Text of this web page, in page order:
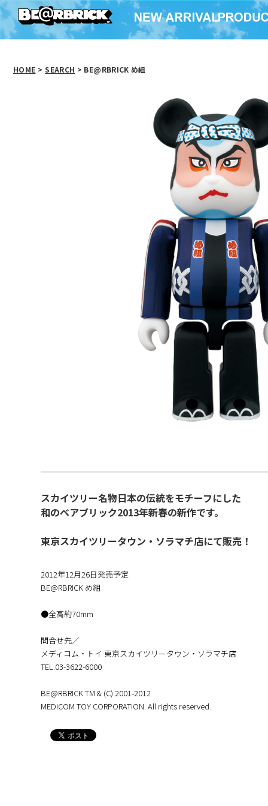
HOME > SEARCH > BE@RBRICK め組
スカイツリー名物日本の伝統をモチーフにした
和のベアブリック2013年新春の新作です。
東京スカイツリータウン・ソラマチ店にて販売！
2012年12月26日発売予定
BE@RBRICK め組
●全高約70mm
問合せ先／
メディコム・トイ 東京スカイツリータウン・ソラマチ店
TEL.03-3622-6000
BE@RBRICK TM & (C) 2001-2012
MEDICOM TOY CORPORATION. All rights reserved.